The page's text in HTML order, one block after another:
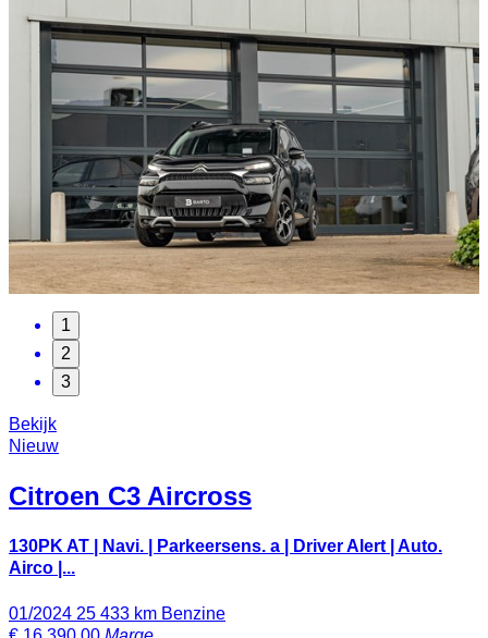
1
2
3
Bekijk
Nieuw
Citroen C3 Aircross
130PK AT | Navi. | Parkeersens. a | Driver Alert | Auto.
Airco |...
01/2024 25 433 km Benzine